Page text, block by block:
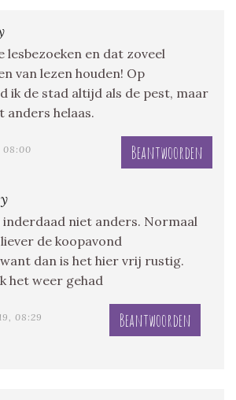
lesbezoeken en dat zoveel
van lezen houden! Op
ik de stad altijd als de pest, maar
anders helaas.
08:00 Beantwoorden
inderdaad niet anders. Normaal
de koopavond
dan is het hier vrij rustig.
het weer gehad
08:29 Beantwoorden